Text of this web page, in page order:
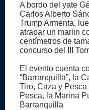
A bordo del yate
Carlos Alberto
Trump Armenta,
atrapar un marlin
centímetros de
concurso del III
El evento cuenta
“Barranquilla”, la
Tiro, Caza y
Pesca, la Marina
Barranquilla